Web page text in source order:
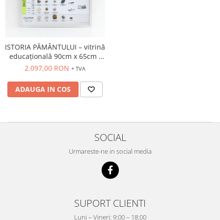
Videoproiectoare si Accesorii
Videoproiectoare
Suporti
Videoconferinta si Colaborare
Camere Videoconferinta
Boxe si Soundbar
Ochelari VR-3D
Display-uri Interactive
ISTORIA PĂMÂNTULUI – vitrină
educațională 90cm x 65cm -
fosile
2.097,00 RON + TVA
ADAUGA IN COS
SOCIAL
Urmareste-ne in social media
SUPORT CLIENTI
Luni – Vineri: 9:00 – 18:00